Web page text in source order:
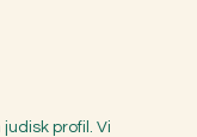
profil. Vi